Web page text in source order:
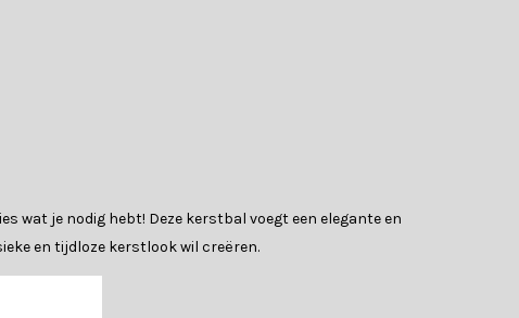
wat je nodig hebt! Deze kerstbal voegt een elegante en
en tijdloze kerstlook wil creëren.